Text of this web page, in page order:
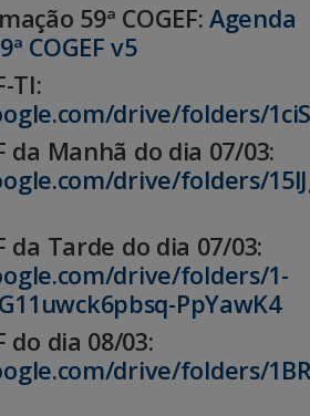
59ª COGEF:Agenda
COGEF v5
TI:
drive/folders/
da Manhã do dia 07/03:
drive/folders/
da Tarde do dia 07/03:
drive/folders/1-
PpYawK4
do dia 08/03:
drive/folders/